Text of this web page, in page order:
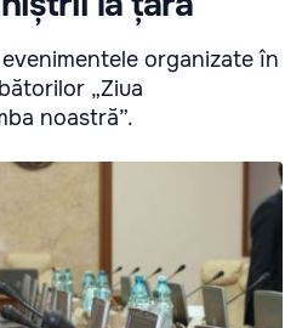
organizate în
„Ziua
noastră”.